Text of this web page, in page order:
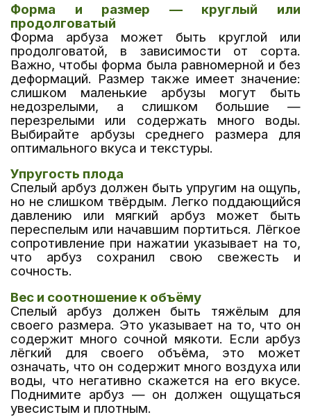
Форма и размер — круглый или
продолговатый
Форма арбуза может быть круглой или
продолговатой, в зависимости от сорта.
Важно, чтобы форма была равномерной и без
деформаций. Размер также имеет значение:
слишком маленькие арбузы могут быть
недозрелыми, а слишком большие —
перезрелыми или содержать много воды.
Выбирайте арбузы среднего размера для
оптимального вкуса и текстуры.
Упругость плода
Спелый арбуз должен быть упругим на ощупь,
но не слишком твёрдым. Легко поддающийся
давлению или мягкий арбуз может быть
переспелым или начавшим портиться. Лёгкое
сопротивление при нажатии указывает на то,
что арбуз сохранил свою свежесть и
сочность.
Вес и соотношение к объёму
Спелый арбуз должен быть тяжёлым для
своего размера. Это указывает на то, что он
содержит много сочной мякоти. Если арбуз
лёгкий для своего объёма, это может
означать, что он содержит много воздуха или
воды, что негативно скажется на его вкусе.
Поднимите арбуз — он должен ощущаться
увесистым и плотным.